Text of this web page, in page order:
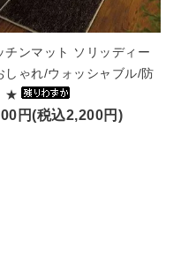
チンマット ソリッディー
しゃれ/ウォッシャブル/防
★
円(税込2,200円)